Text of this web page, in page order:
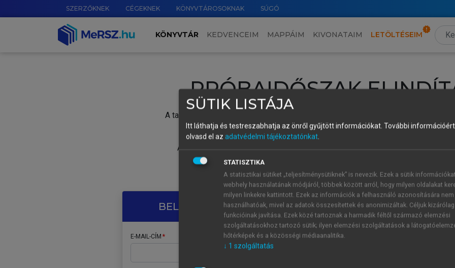
SZERZŐKNEK CÉGEKNEK KÖNYVTÁROSOKNAK SÚGÓ
KÖNYVTÁR KEDVENCEIM MAPPÁIM KIVONATAIM LETÖLTÉSEIM
PRÓBAIDŐSZAK
A tartalom megtekintéséhez lépj be a saját fiókoddal, iskolai azonosítóddal vagy
Új felhasználóként1 óra díjmentes hozzáférésrevagy
A próbaidőszak elindításához,
vagy hozz
A regisztráció után a
BELÉPÉS SAJÁT FIÓKKAL
E-MAIL-CÍM
ÚJ FIÓK
1 óra
SÜTIK LISTÁJA
Itt láthatja és testreszabhatja az önről gyűjtött információkat. További
olvasd el az adatvédelmi tájékoztatónkat.
STATISZTIKA
A statisztikai sütiket „teljesítménysütiknek” is nevezik. Ezek a sütik
webhely használatának módjáról, többek között arról, hogy milyen oldalakat
milyen linkekre kattintott. Ezek az információk a felhasználó azonosítására nem
használhatóak, mivel az adatok összesítettek és anonimizáltak. Céljuk
funkcióinak javítása. Ezek közé tartoznak a harmadik féltől származó elemzési
szolgáltatásokhoz tartozó sütik; ilyen elemzési szolgáltatások a
hőtérképek és a közösségi médiaanalitika.
↓ 1 szolgáltatás